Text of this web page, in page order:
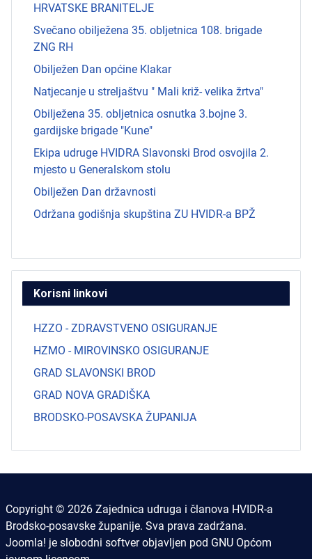
HRVATSKE BRANITELJE
Svečano obilježena 35. obljetnica 108. brigade
ZNG RH
Obilježen Dan općine Klakar
Natjecanje u streljaštvu " Mali križ- velika žrtva"
Obilježena 35. obljetnica osnutka 3.bojne 3.
gardijske brigade "Kune"
Ekipa udruge HVIDRA Slavonski Brod osvojila 2.
mjesto u Generalskom stolu
Obilježen Dan državnosti
Održana godišnja skupština ZU HVIDR-a BPŽ
Korisni linkovi
HZZO - ZDRAVSTVENO OSIGURANJE
HZMO - MIROVINSKO OSIGURANJE
GRAD SLAVONSKI BROD
GRAD NOVA GRADIŠKA
BRODSKO-POSAVSKA ŽUPANIJA
Copyright © 2026 Zajednica udruga i članova HVIDR-a
Brodsko-posavske županije. Sva prava zadržana.
Joomla! je slobodni softver objavljen pod GNU Općom